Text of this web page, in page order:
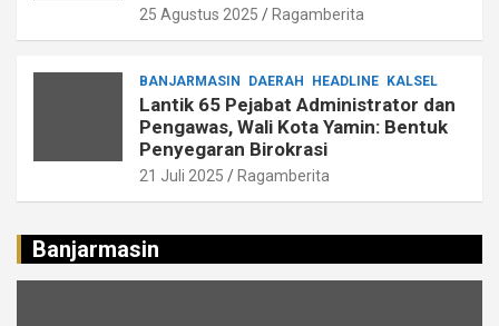
25 Agustus 2025 Ragamberita
BANJARMASIN DAERAH HEADLINE KALSEL
Lantik 65 Pejabat Administrator dan
Pengawas, Wali Kota Yamin: Bentuk
Penyegaran Birokrasi
21 Juli 2025 Ragamberita
Banjarmasin